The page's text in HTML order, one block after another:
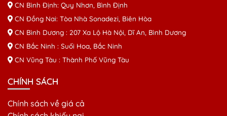
CN Bình Định: Quy Nhơn, Bình Định
CN Đồng Nai: Tòa Nhà Sonadezi, Biên Hòa
CN Bình Dương : 207 Xa Lộ Hà Nội, Dĩ An, Bình Dương
CN Bắc Ninh : Suối Hoa, Bắc Ninh
CN Vũng Tàu : Thành Phố Vũng Tàu
CHÍNH SÁCH
Chính sách về giá cả